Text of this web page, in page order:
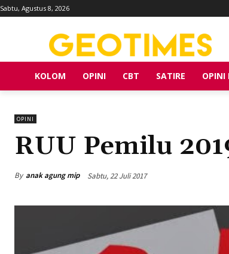
Sabtu, Agustus 8, 2026
KOLOM OPINI CBT SATIRE OPINI
OPINI
RUU Pemilu
By anak agung mip Sabtu, 22 Juli 2017